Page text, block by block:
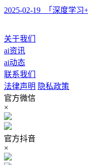
2025-02-19 「深度学
关于我们
ai资讯
ai动态
联系我们
法律声明 隐私政策
官方微信
×
官方抖音
×